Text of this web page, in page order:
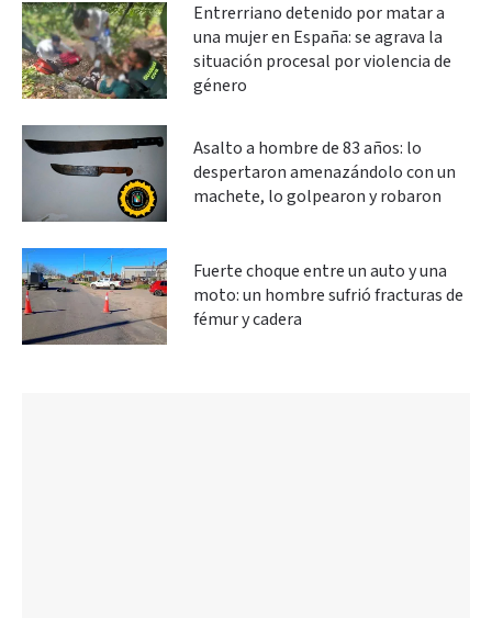
Entrerriano detenido por matar a
una mujer en España: se agrava la
situación procesal por violencia de
género
Asalto a hombre de 83 años: lo
despertaron amenazándolo con un
machete, lo golpearon y robaron
Fuerte choque entre un auto y una
moto: un hombre sufrió fracturas de
fémur y cadera